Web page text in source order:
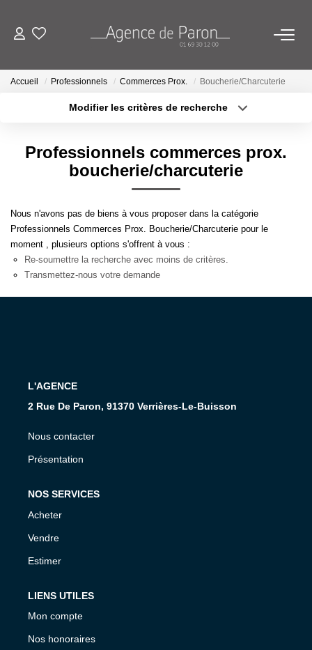
ACHETER
VENDRE
BIENS VENDUS
Estimez Votre Bien En Ligne
Demandez Votre Estimation À L'agence
Avis Clients
Accueil Professionnels Commerces Prox. Boucherie/Charcuterie
Modifier les critères de recherche
Surface min Budget max
Professionnels commerces prox.
boucherie/charcuterie
Nous n'avons pas de biens à vous proposer dans la catégorie
Professionnels Commerces Prox. Boucherie/Charcuterie pour le
moment , plusieurs options s'offrent à vous :
Re-soumettre la recherche avec moins de critères.
Transmettez-nous votre demande
L'AGENCE
2 Rue De Paron, 91370 Verrières-Le-Buisson
Nous contacter
Présentation
NOS SERVICES
Acheter
Vendre
Estimer
LIENS UTILES
Mon compte
Nos honoraires